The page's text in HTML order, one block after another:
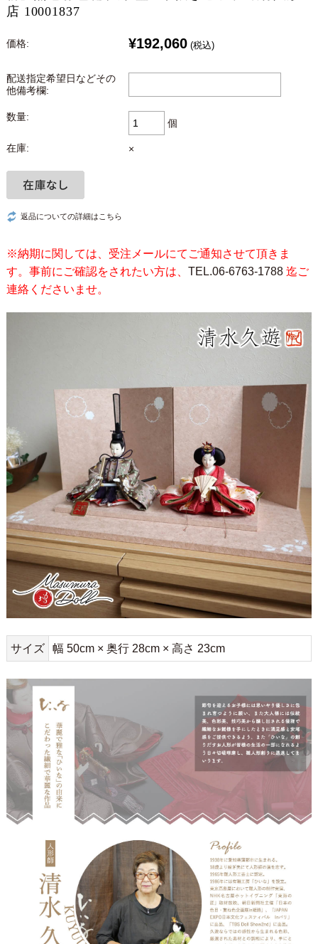
店 10001837
価格: ¥192,060 (税込)
配送指定希望日などその
他備考欄:
数量:
個
在庫: ×
返品についての詳細はこちら
※納期に関しては、受注メールにてご通知させて頂きま
す。事前にご確認をされたい方は、 TEL.06-6763-1788迄ご
連絡くださいませ。
サイズ 幅 50cm × 奥行 28cm × 高さ 23cm